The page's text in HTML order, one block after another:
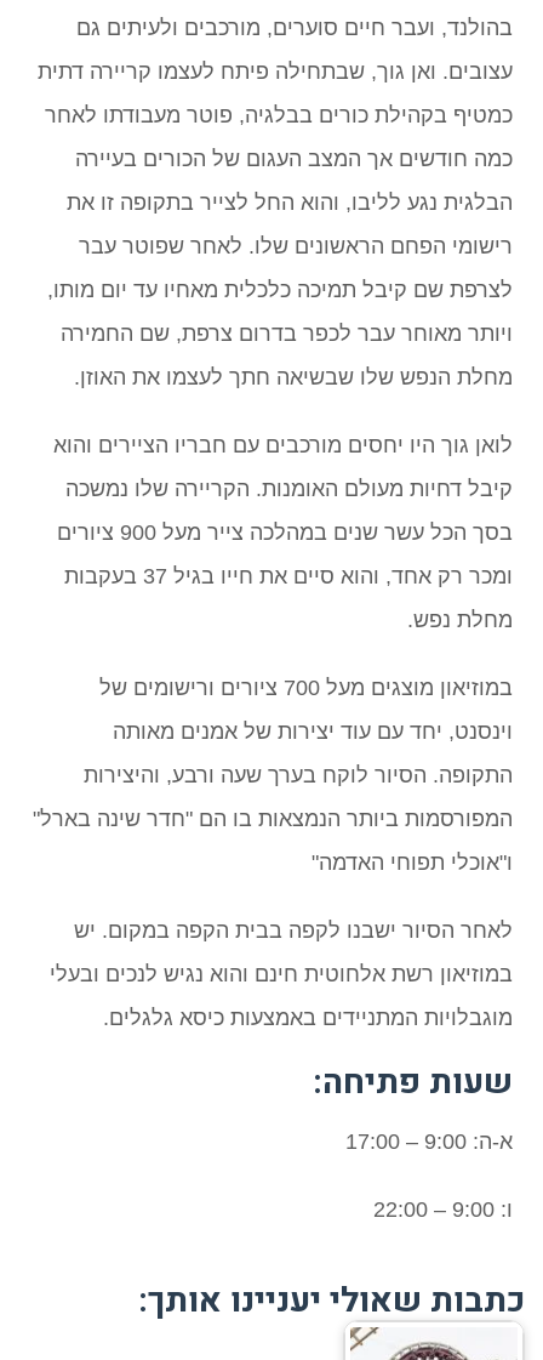
בהולנד, ועבר חיים סוערים, מורכבים ולעיתים גם
עצובים. ואן גוך, שבתחילה פיתח לעצמו קריירה דתית
כמטיף בקהילת כורים בבלגיה, פוטר מעבודתו לאחר
כמה חודשים אך המצב העגום של הכורים בעיירה
הבלגית נגע לליבו, והוא החל לצייר בתקופה זו את
רישומי הפחם הראשונים שלו. לאחר שפוטר עבר
לצרפת שם קיבל תמיכה כלכלית מאחיו עד יום מותו,
ויותר מאוחר עבר לכפר בדרום צרפת, שם החמירה
מחלת הנפש שלו שבשיאה חתך לעצמו את האוזן.
לואן גוך היו יחסים מורכבים עם חבריו הציירים והוא
קיבל דחיות מעולם האומנות. הקריירה שלו נמשכה
בסך הכל עשר שנים במהלכה צייר מעל 900 ציורים
ומכר רק אחד, והוא סיים את חייו בגיל 37 בעקבות
מחלת נפש.
במוזיאון מוצגים מעל 700 ציורים ורישומים של
וינסנט, יחד עם עוד יצירות של אמנים מאותה
התקופה. הסיור לוקח בערך שעה ורבע, והיצירות
המפורסמות ביותר הנמצאות בו הם "חדר שינה בארל"
ו"אוכלי תפוחי האדמה"
לאחר הסיור ישבנו לקפה בבית הקפה במקום. יש
במוזיאון רשת אלחוטית חינם והוא נגיש לנכים ובעלי
מוגבלויות המתניידים באמצעות כיסא גלגלים.
שעות פתיחה:
א-ה: 9:00 – 17:00
ו: 9:00 – 22:00
כתבות שאולי יעניינו אותך: